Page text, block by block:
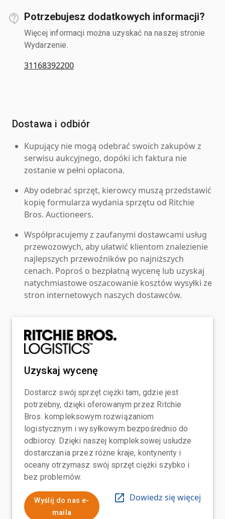
Potrzebujesz dodatkowych informacji?
Więcej informacji można uzyskać na naszej stronie
Wydarzenie.
31168392200
Dostawa i odbiór
Kupujący nie mogą odebrać swoich zakupów z
serwisu aukcyjnego, dopóki ich faktura nie
zostanie w pełni opłacona.
Aby odebrać sprzęt, kierowcy muszą przedstawić
kopię formularza wydania sprzętu od Ritchie
Bros. Auctioneers.
Współpracujemy z zaufanymi dostawcami usług
przewozowych, aby ułatwić klientom znalezienie
najlepszych przewoźników po najniższych
cenach. Poproś o bezpłatną wycenę lub uzyskaj
natychmiastowe oszacowanie kosztów wysyłki ze
stron internetowych naszych dostawców.
Uzyskaj wycenę
Dostarcz swój sprzęt ciężki tam, gdzie jest
potrzebny, dzięki oferowanym przez Ritchie
Bros. kompleksowym rozwiązaniom
logistycznym i wysyłkowym bezpośrednio do
odbiorcy. Dzięki naszej kompleksowej usłudze
dostarczania przez różne kraje, kontynenty i
oceany otrzymasz swój sprzęt ciężki szybko i
bez problemów.
Wyślij do nas e-
maila
Dowiedz się więcej